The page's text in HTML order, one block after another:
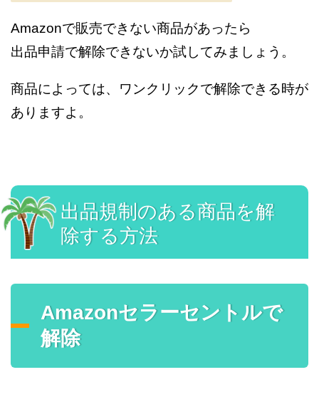
Amazonで販売できない商品があったら
出品申請で解除できないか試してみましょう。
商品によっては、ワンクリックで解除できる時が
ありますよ。
出品規制のある商品を解
除する方法
Amazonセラーセントルで
解除